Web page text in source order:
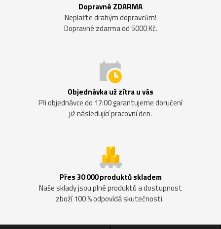
Dopravné ZDARMA
Neplaťte drahým dopravcům!
Dopravné zdarma od 5000 Kč.
Objednávka už zítra u vás
Při objednávce do 17:00 garantujeme doručení
již následující pracovní den.
Přes 30 000 produktů skladem
Naše sklady jsou plné produktů a dostupnost
zboží 100 % odpovídá skutečnosti.